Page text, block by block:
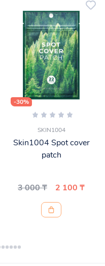
-30%
SKIN1004
Skin1004 Spot cover
patch
3 000 ₸ 2 100 ₸